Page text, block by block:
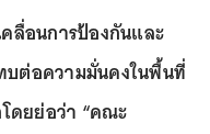
ลื่อนการป้องกันและ
ต่อความมั่นคงในพื้นที่
ดยย่อว่า “คณะ